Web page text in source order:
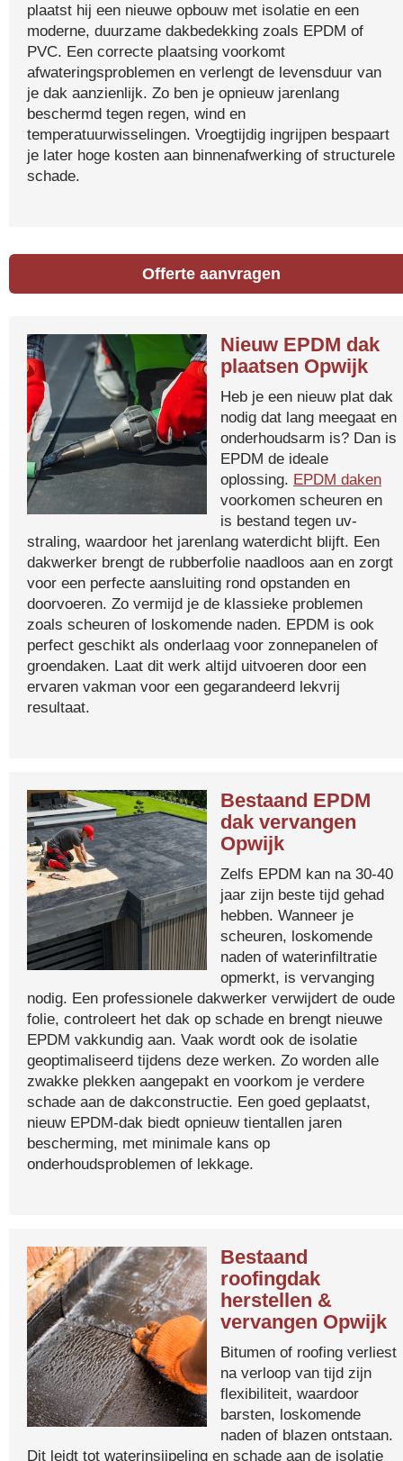
plaatst hij een nieuwe opbouw met isolatie en een
moderne, duurzame dakbedekking zoals EPDM of
PVC. Een correcte plaatsing voorkomt
afwateringsproblemen en verlengt de levensduur van
je dak aanzienlijk. Zo ben je opnieuw jarenlang
beschermd tegen regen, wind en
temperatuurwisselingen. Vroegtijdig ingrijpen bespaart
je later hoge kosten aan binnenafwerking of structurele
schade.
Offerte aanvragen
Nieuw EPDM dak
plaatsen Opwijk
Heb je een nieuw plat dak
nodig dat lang meegaat en
onderhoudsarm is? Dan is
EPDM de ideale
oplossing. EPDM daken
voorkomen scheuren en
is bestand tegen uv-
straling, waardoor het jarenlang waterdicht blijft. Een
dakwerker brengt de rubberfolie naadloos aan en zorgt
voor een perfecte aansluiting rond opstanden en
doorvoeren. Zo vermijd je de klassieke problemen
zoals scheuren of loskomende naden. EPDM is ook
perfect geschikt als onderlaag voor zonnepanelen of
groendaken. Laat dit werk altijd uitvoeren door een
ervaren vakman voor een gegarandeerd lekvrij
resultaat.
Bestaand EPDM
dak vervangen
Opwijk
Zelfs EPDM kan na 30-40
jaar zijn beste tijd gehad
hebben. Wanneer je
scheuren, loskomende
naden of waterinfiltratie
opmerkt, is vervanging
nodig. Een professionele dakwerker verwijdert de oude
folie, controleert het dak op schade en brengt nieuwe
EPDM vakkundig aan. Vaak wordt ook de isolatie
geoptimaliseerd tijdens deze werken. Zo worden alle
zwakke plekken aangepakt en voorkom je verdere
schade aan de dakconstructie. Een goed geplaatst,
nieuw EPDM-dak biedt opnieuw tientallen jaren
bescherming, met minimale kans op
onderhoudsproblemen of lekkage.
Bestaand
roofingdak
herstellen &
vervangen Opwijk
Bitumen of roofing verliest
na verloop van tijd zijn
flexibiliteit, waardoor
barsten, loskomende
naden of blazen ontstaan.
Dit leidt tot waterinsijpeling en schade aan de isolatie